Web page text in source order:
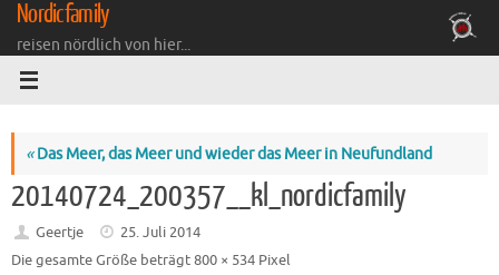
Zum
Inhalt
springen
Nordicfamily
reisen nördlich von hier...
«Das Meer, das Meer und wieder das Meer in Neufundland
20140724_200357__kl_nordicfamily
Geertje
25. Juli 2014
Die gesamte Größe beträgt800 × 534 Pixel